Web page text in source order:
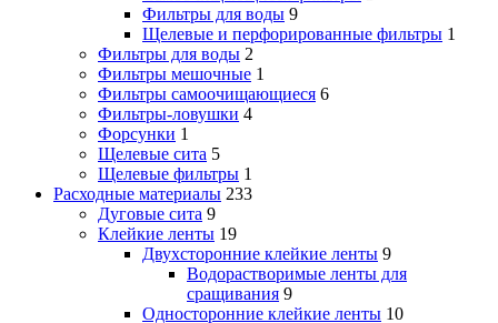
Фильтры для воды 9
Щелевые и перфорированные фильтры 1
Фильтры для воды 2
Фильтры мешочные 1
Фильтры самоочищающиеся 6
Фильтры-ловушки 4
Форсунки 1
Щелевые сита 5
Щелевые фильтры 1
Расходные материалы 233
Дуговые сита 9
Клейкие ленты 19
Двухсторонние клейкие ленты 9
Водорастворимые ленты для
сращивания 9
Односторонние клейкие ленты 10